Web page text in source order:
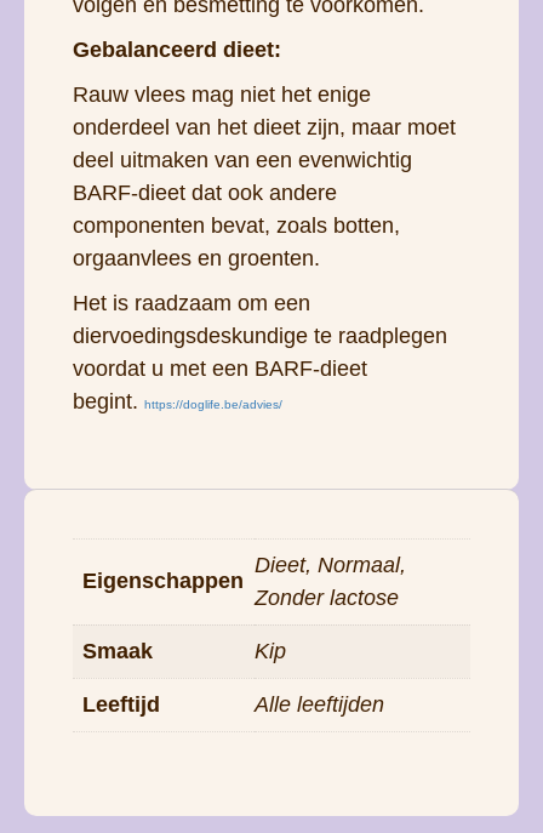
volgen en besmetting te voorkomen.
Gebalanceerd dieet:
Rauw vlees mag niet het enige
onderdeel van het dieet zijn, maar moet
deel uitmaken van een evenwichtig
BARF-dieet dat ook andere
componenten bevat, zoals botten,
orgaanvlees en groenten.
Het is raadzaam om een ​​
diervoedingsdeskundige te raadplegen
voordat u met een BARF-dieet
begint.
https://doglife.be/advies/
Eigenschappen
Dieet, Normaal,
Zonder lactose
Smaak Kip
Leeftijd Alle leeftijden